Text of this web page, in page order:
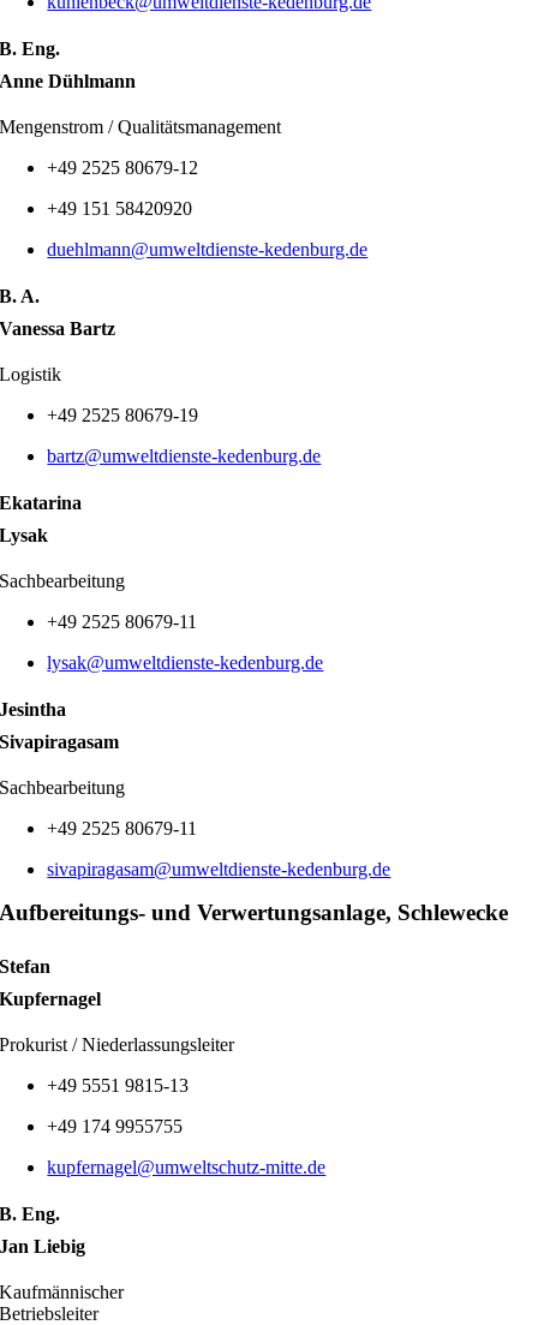
B. Eng.
Anne Dühlmann
Mengenstrom / Qualitätsmanagement
+49 2525 80679-12
+49 151 58420920
duehlmann@umweltdienste-kedenburg.de
B. A.
Vanessa Bartz
Logistik
+49 2525 80679-19
bartz@umweltdienste-kedenburg.de
Ekatarina
Lysak
Sachbearbeitung
+49 2525 80679-11
lysak@umweltdienste-kedenburg.de
Jesintha
Sivapiragasam
Sachbearbeitung
+49 2525 80679-11
sivapiragasam@umweltdienste-kedenburg.de
Aufbereitungs- und Verwertungsanlage, Schlewecke
Stefan
Kupfernagel
Prokurist / Niederlassungsleiter
+49 5551 9815-13
+49 174 9955755
kupfernagel@umweltschutz-mitte.de
B. Eng.
Jan Liebig
Kaufmännischer
Betriebsleiter